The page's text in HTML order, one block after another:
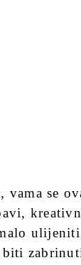
vama se
biti